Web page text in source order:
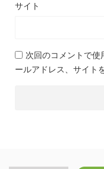
サイト
次回のコメントで使
ールアドレス、サイト